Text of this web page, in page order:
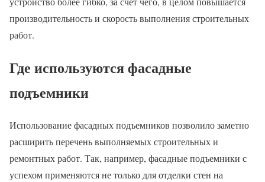
производительность и скорость выполнения строительных
работ.
Где используются фасадные
подъемники
Использование фасадных подъемников позволило заметно
расширить перечень выполняемых строительных и
ремонтных работ. Так, например, фасадные подъемники с
успехом применяются не только для отделки стен на